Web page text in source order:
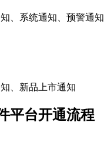
、系统通知、预警通知
、新品上市通知
平台开通流程